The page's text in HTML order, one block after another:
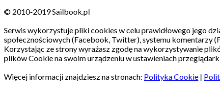
© 2010-2019 Sailbook.pl
Serwis wykorzystuje pliki cookies w celu prawidłowego jego
społecznościowych (Facebook, Twitter), systemu komentarzy
Korzystając ze strony wyrażasz zgodę na wykorzystywanie
plików Cookie na swoim urządzeniu w ustawieniach
Więcej informacji znajdziesz na stronach: Polityka Cookie |